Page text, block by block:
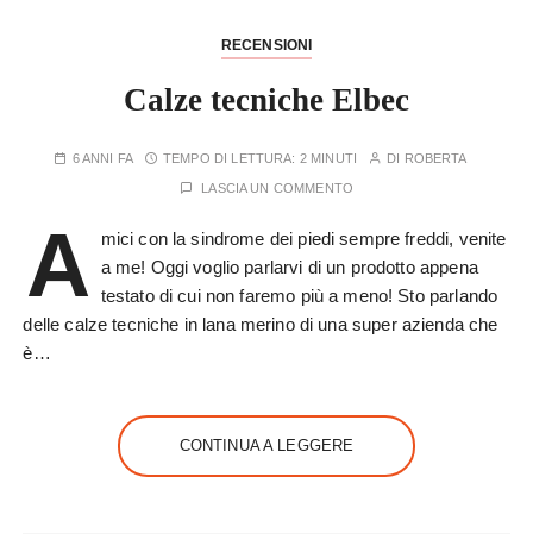
RECENSIONI
Calze tecniche Elbec
6 ANNI FA TEMPO DI LETTURA: 2 MINUTI DI ROBERTA
LASCIA UN COMMENTO
A
mici con la sindrome dei piedi sempre freddi, venite
a me! Oggi voglio parlarvi di un prodotto appena
testato di cui non faremo più a meno! Sto parlando
delle calze tecniche in lana merino di una super azienda che
è…
CONTINUA A LEGGERE